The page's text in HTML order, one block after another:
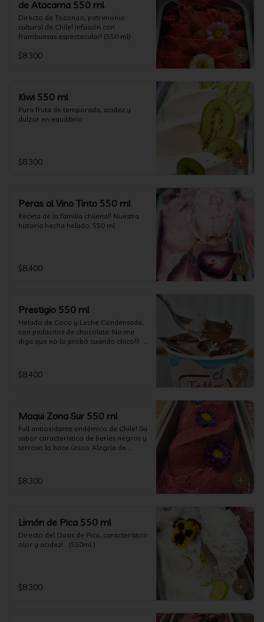
de Atacama 550 ml
Directo de Toconao, patrimonio
cultural de Chile! Infusión con
frambuesas espectacular! (550 ml)
$8.300
Kiwi 550 ml
Pura fruta de temporada, acidez y
dulzor en equilibrio.
$8.300
Peras al Vino Tinto 550 ml
Receta de la familia chilena!! Nuestra
historia hecha helado. 550 ml
$8.400
Prestigio 550 ml
Helado de Coco y Leche Condensada,
con pedacitos de chocolate. No me
diga que no lo probó cuando chico!!!
$8.400
Maqui Zona Sur 550 ml
Full antioxidante endémico de Chile! Su
sabor característico de beries negros y
terroso lo hace único. Alegría de
$8.300
Limón de Pica 550 ml
Directo del Oasis de Pica, característico
olor y acidez!   (550ml )
$8.300